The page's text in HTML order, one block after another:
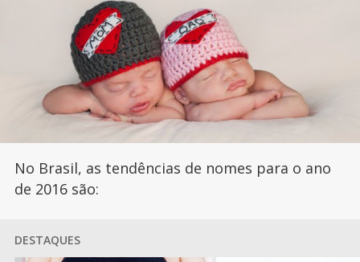
No Brasil, as tendências de nomes para o ano
de 2016 são:
DESTAQUES